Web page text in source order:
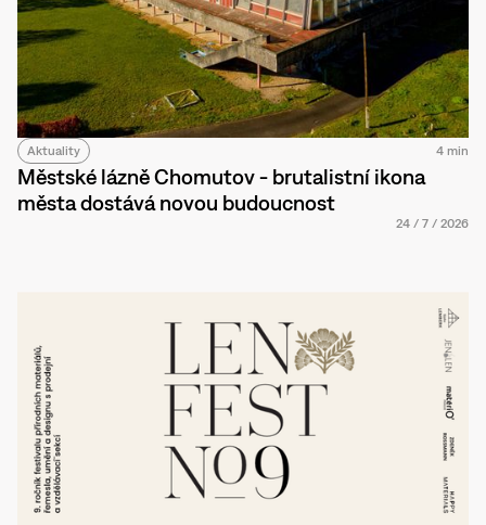
Aktuality 4 min
Městské lázně Chomutov - brutalistní ikona
města dostává novou budoucnost
24 / 7 / 2026